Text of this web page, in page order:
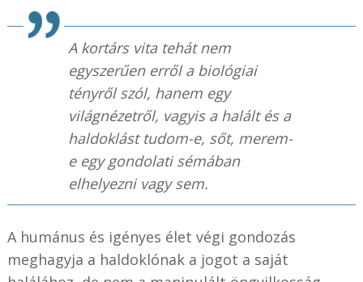
A kortárs vita tehát nem
egyszerűen erről a biológiai
tényről szól, hanem egy
világnézetről, vagyis a halált és a
haldoklást tudom-e, sőt, merem-
e egy gondolati sémában
elhelyezni vagy sem.
A humánus és igényes élet végi gondozás
meghagyja a haldoklónak a jogot a saját